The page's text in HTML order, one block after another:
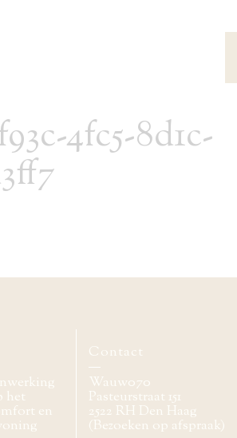
4fc5-8d1c-
het
en
Contact
Wauw070
Pasteurstraat 151
2522 RH Den Haag
(Bezoeken op afspraak)